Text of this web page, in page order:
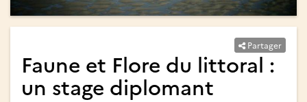
vidéo
vidéo
Partager
Faune et Flore du littoral :
un stage diplomant